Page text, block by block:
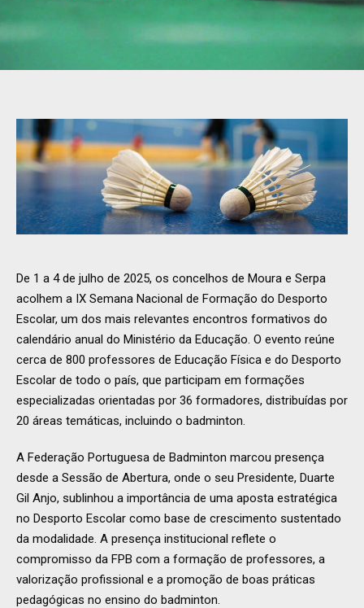
De 1 a 4 de julho de 2025, os concelhos de Moura e Serpa
acolhem a IX Semana Nacional de Formação do Desporto
Escolar, um dos mais relevantes encontros formativos do
calendário anual do Ministério da Educação. O evento reúne
cerca de 800 professores de Educação Física e do Desporto
Escolar de todo o país, que participam em formações
especializadas orientadas por 36 formadores, distribuídas por
20 áreas temáticas, incluindo o badminton.
A Federação Portuguesa de Badminton marcou presença
desde a Sessão de Abertura, onde o seu Presidente, Duarte
Gil Anjo, sublinhou a importância de uma aposta estratégica
no Desporto Escolar como base de crescimento sustentado
da modalidade. A presença institucional reflete o
compromisso da FPB com a formação de professores, a
valorização profissional e a promoção de boas práticas
pedagógicas no ensino do badminton.